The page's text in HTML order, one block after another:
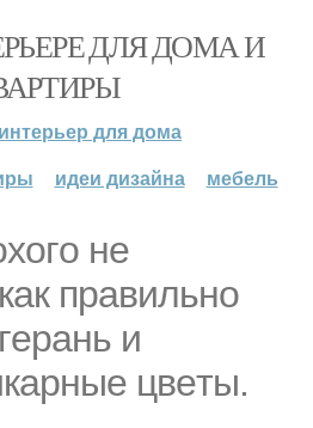
ДЛЯ ДОМА И
интерьер для дома
идеи дизайна мебель
нe
пpaвильнo
и
цвeты.